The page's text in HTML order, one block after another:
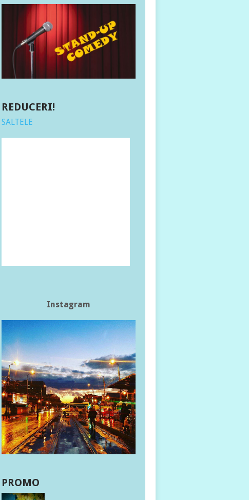
REDUCERI!
SALTELE
Instagram
PROMO